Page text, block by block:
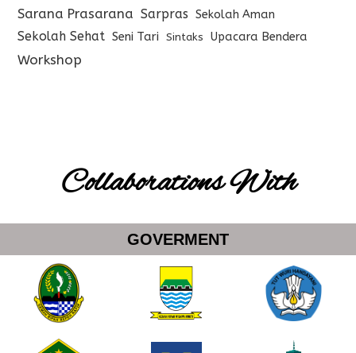
Sarana Prasarana Sarpras Sekolah Aman
Sekolah Sehat Seni Tari Sintaks Upacara Bendera
Workshop
Collaborations With
GOVERMENT